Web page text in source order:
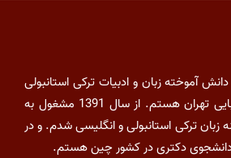
آموخته زبان و ادبیات ترکی استانبولی
از دانشگاه علامه طباطبایی تهران هستم. از سال 1391 مشغول به
زبان ترکی استانبولی و انگلیسی شدم. و در
دکتری در کشور چین هستم.